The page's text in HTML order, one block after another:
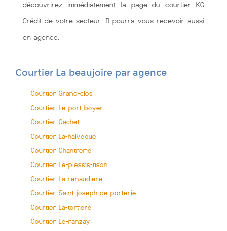
découvrirez immédiatement la page du courtier KG
Crédit de votre secteur. Il pourra vous recevoir aussi
en agence.
Courtier La beaujoire par agence
Courtier Grand-clos
Courtier Le-port-boyer
Courtier Gachet
Courtier La-halveque
Courtier Chantrerie
Courtier Le-plessis-tison
Courtier La-renaudiere
Courtier Saint-joseph-de-porterie
Courtier La-tortiere
Courtier Le-ranzay